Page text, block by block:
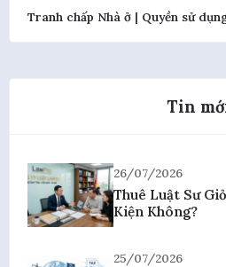
Tranh chấp Nhà ở | Quyền sử
Tin
26/07/2026
Thuê Luật Sư
Kiện Không?
25/07/2026